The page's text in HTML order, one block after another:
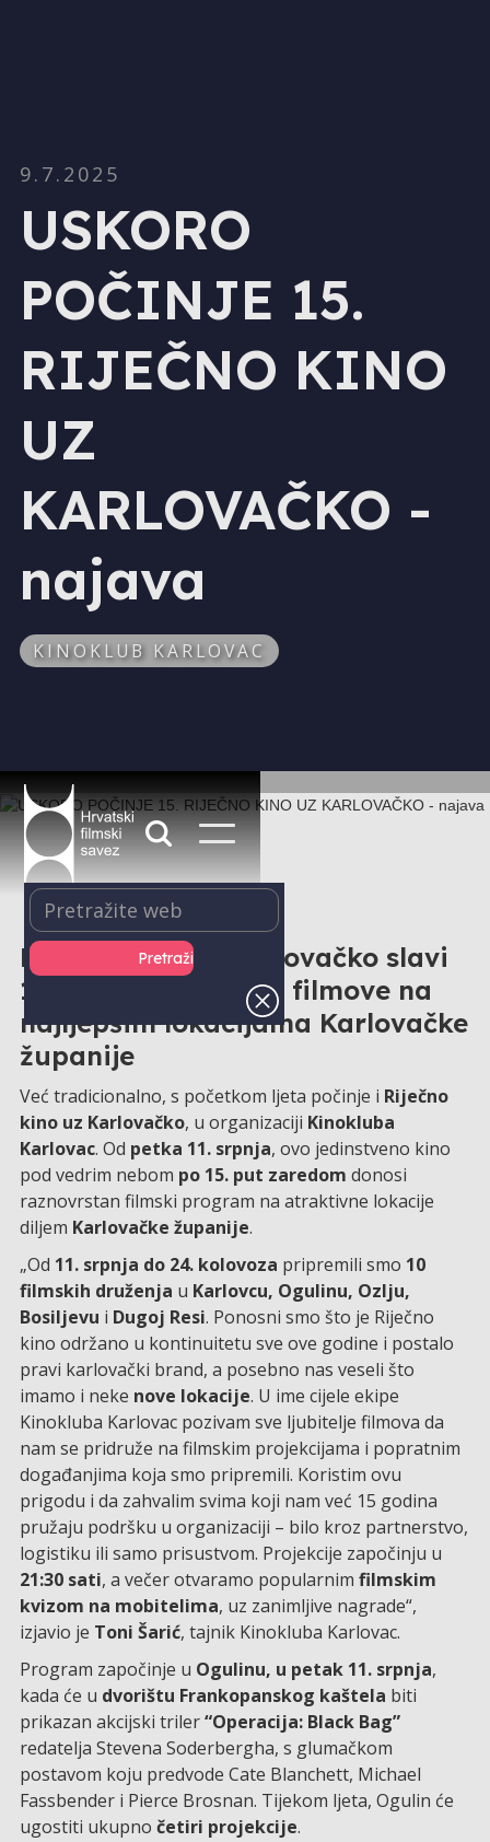
9.7.2025
USKORO
POČINJE 15.
RIJEČNO KINO
UZ
KARLOVAČKO -
najava
KINOKLUB KARLOVAC
Riječno kino uz Karlovačko slavi
15. izdanje – ljeto uz filmove na
najljepšim lokacijama Karlovačke
županije
Već tradicionalno, s početkom ljeta počinje i Riječno
kino uz Karlovačko, u organizaciji Kinokluba
Karlovac. Od petka 11. srpnja, ovo jedinstveno kino
pod vedrim nebom po 15. put zaredom donosi
raznovrstan filmski program na atraktivne lokacije
diljem Karlovačke županije.
„Od 11. srpnja do 24. kolovoza pripremili smo 10
filmskih druženja u Karlovcu, Ogulinu, Ozlju,
Bosiljevu i Dugoj Resi. Ponosni smo što je Riječno
kino održano u kontinuitetu sve ove godine i postalo
pravi karlovački brand, a posebno nas veseli što
imamo i neke nove lokacije. U ime cijele ekipe
Kinokluba Karlovac pozivam sve ljubitelje filmova da
nam se pridruže na filmskim projekcijama i popratnim
događanjima koja smo pripremili. Koristim ovu
prigodu i da zahvalim svima koji nam već 15 godina
pružaju podršku u organizaciji – bilo kroz partnerstvo,
logistiku ili samo prisustvom. Projekcije započinju u
21:30 sati, a večer otvaramo popularnim filmskim
kvizom na mobitelima, uz zanimljive nagrade“,
izjavio je Toni Šarić, tajnik Kinokluba Karlovac.
Program započinje u Ogulinu, u petak 11. srpnja,
kada će u dvorištu Frankopanskog kaštela biti
prikazan akcijski triler“Operacija: Black Bag”
redatelja Stevena Soderbergha, s glumačkom
postavom koju predvode Cate Blanchett, Michael
Fassbender i Pierce Brosnan. Tijekom ljeta, Ogulin će
ugostiti ukupno četiri projekcije.